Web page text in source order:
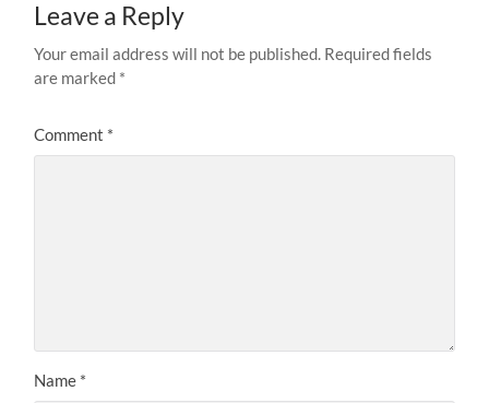
Leave a Reply
Your email address will not be published. Required fields
are marked *
Comment *
Name *